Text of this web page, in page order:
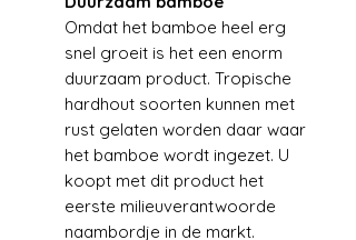
Omdat het bamboe heel erg
snel groeit is het een enorm
duurzaam product. Tropische
hardhout soorten kunnen met
rust gelaten worden daar waar
het bamboe wordt ingezet. U
koopt met dit product het
eerste milieuverantwoorde
naambordje in de markt.